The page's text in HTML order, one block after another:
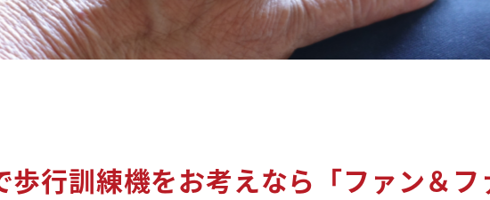
行訓練機をお考えなら「ファン＆フ